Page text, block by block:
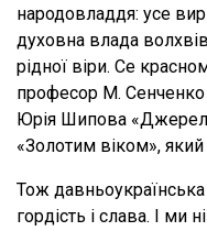
народовладдя: усе
духовна влада
рідної віри. Се
професор М. Сенченко
Юрія Шипова
«Золотим віком», який
Тож
гордість і слава. І ми